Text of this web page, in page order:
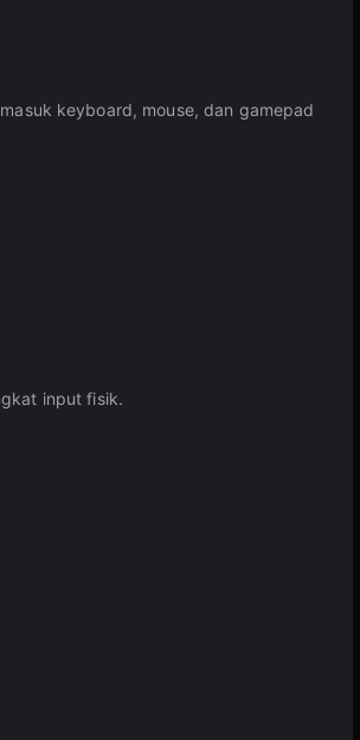
keyboard, mouse, dan gamepad
input fisik.